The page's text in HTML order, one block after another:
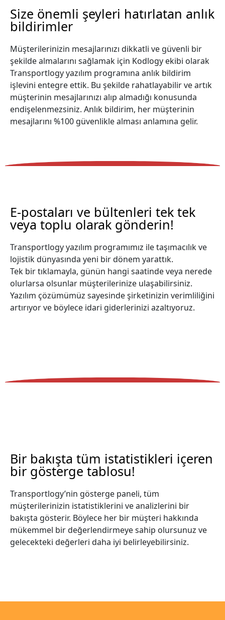
Size önemli şeyleri hatırlatan anlık
bildirimler
Müşterilerinizin mesajlarınızı dikkatli ve güvenli bir
şekilde almalarını sağlamak için Kodlogy ekibi olarak
Transportlogy yazılım programına anlık bildirim
işlevini entegre ettik. Bu şekilde rahatlayabilir ve artık
müşterinin mesajlarınızı alıp almadığı konusunda
endişelenmezsiniz. Anlık bildirim, her müşterinin
mesajlarını %100 güvenlikle alması anlamına gelir.
E-postaları ve bültenleri tek tek
veya toplu olarak gönderin!
Transportlogy yazılım programımız ile taşımacılık ve
lojistik dünyasında yeni bir dönem yarattık.
Tek bir tıklamayla, günün hangi saatinde veya nerede
olurlarsa olsunlar müşterilerinize ulaşabilirsiniz.
Yazılım çözümümüz sayesinde şirketinizin verimliliğini
artırıyor ve böylece idari giderlerinizi azaltıyoruz.
Bir bakışta tüm istatistikleri içeren
bir gösterge tablosu!
Transportlogy’nin gösterge paneli, tüm
müşterilerinizin istatistiklerini ve analizlerini bir
bakışta gösterir. Böylece her bir müşteri hakkında
mükemmel bir değerlendirmeye sahip olursunuz ve
gelecekteki değerleri daha iyi belirleyebilirsiniz.